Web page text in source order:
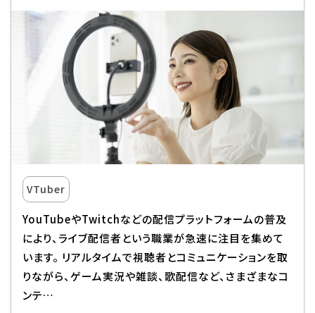
VTuber
YouTubeやTwitchなどの配信プラットフォームの普及
により、ライブ配信者という職業が急速に注目を集めて
います。 リアルタイムで視聴者とコミュニケーションを取
りながら、ゲーム実況や雑談、歌配信など、さまざまなコ
ンテ…